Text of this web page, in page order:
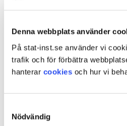
Denna webbplats använder
På stat-inst.se använder vi
trafik och för förbättra
hanterar cookies och hur vi
Nödvändig
Och de är ofta fulla av en tro
Det finns ett hopp, och alla
till. Mitt liv är nu. Jag har
som bryr sig. Allt är
Ängel (pdf 640 kB)